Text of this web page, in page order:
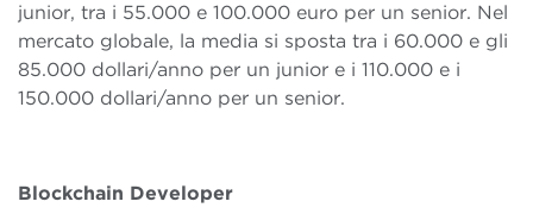
junior, tra i 55.000 e 100.000 euro per un senior. Nel
mercato globale, la media si sposta tra i 60.000 e gli
85.000 dollari/anno per un junior e i 110.000 e i
150.000 dollari/anno per un senior.
Blockchain Developer